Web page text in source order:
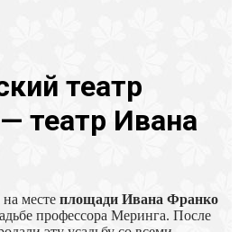
театр
театр Ивана
месте площади Ивана Франко
профессора Меринга. После